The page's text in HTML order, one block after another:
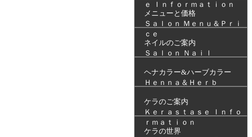
ｅ Ｉｎｆｏｒｍａｔｉｏｎ
メニューと価格
Ｓａｌｏｎ Ｍｅｎｕ＆Ｐｒｉ
ｃｅ
ネイルのご案内
Ｓａｌｏｎ Ｎａｉｌ
ヘナカラー&ハーブカラー
Ｈｅｎｎａ＆Ｈｅｒｂ
ケラのご案内
Ｋｅｒａｓｔａｓｅ Ｉｎｆｏ
ｒｍａｔｉｏｎ
ケラの世界